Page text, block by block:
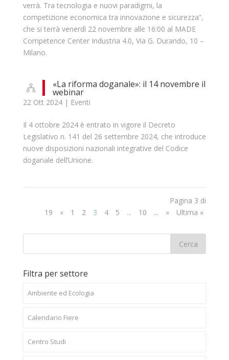
verrà. Tra tecnologia e nuovi paradigmi, la
competizione economica tra innovazione e sicurezza”,
che si terrà venerdì 22 novembre alle 16:00 al MADE
Competence Center Industria 4.0, Via G. Durando, 10 –
Milano.
«La riforma doganale»: il 14 novembre il
webinar
22 Ott 2024| Eventi
Il 4 ottobre 2024 è entrato in vigore il Decreto
Legislativo n. 141 del 26 settembre 2024, che introduce
nuove disposizioni nazionali integrative del Codice
doganale dell’Unione.
Pagina 3 di
19
« 1 2 3 4 5 ... 10 ... » Ultima »
Filtra per settore
Ambiente ed Ecologia
Calendario Fiere
Centro Studi